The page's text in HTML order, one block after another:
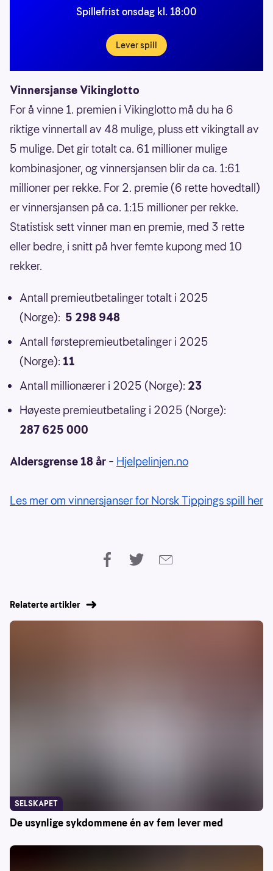
Spillefrist onsdag kl. 18:00
Lever spill
Vinnersjanse Vikinglotto
For å vinne 1. premien i Vikinglotto må du ha 6
riktige vinnertall av 48 mulige, pluss ett vikingtall av
5 mulige. Det gir totalt ca. 61 millioner mulige
kombinasjoner, og vinnersjansen blir da ca. 1:61
millioner per rekke. For 2. premie (6 rette hovedtall)
er vinnersjansen på ca. 1:15 millioner per rekke.
Statistisk sett vinner man en premie, med 3 rette
eller bedre, i snitt på hver femte kupong med 10
rekker.
Antall premieutbetalinger totalt i 2025
(Norge): 5 298 948
Antall førstepremieutbetalinger i 2025
(Norge): 11
Antall millionærer i 2025 (Norge): 23
Høyeste premieutbetaling i 2025 (Norge):
287 625 000
Aldersgrense 18 år – Hjelpelinjen.no
Les mer om vinnersjanser for Norsk Tippings spill her
Relaterte artikler
De usynlige sykdommene én av fem lever med
SELSKAPET